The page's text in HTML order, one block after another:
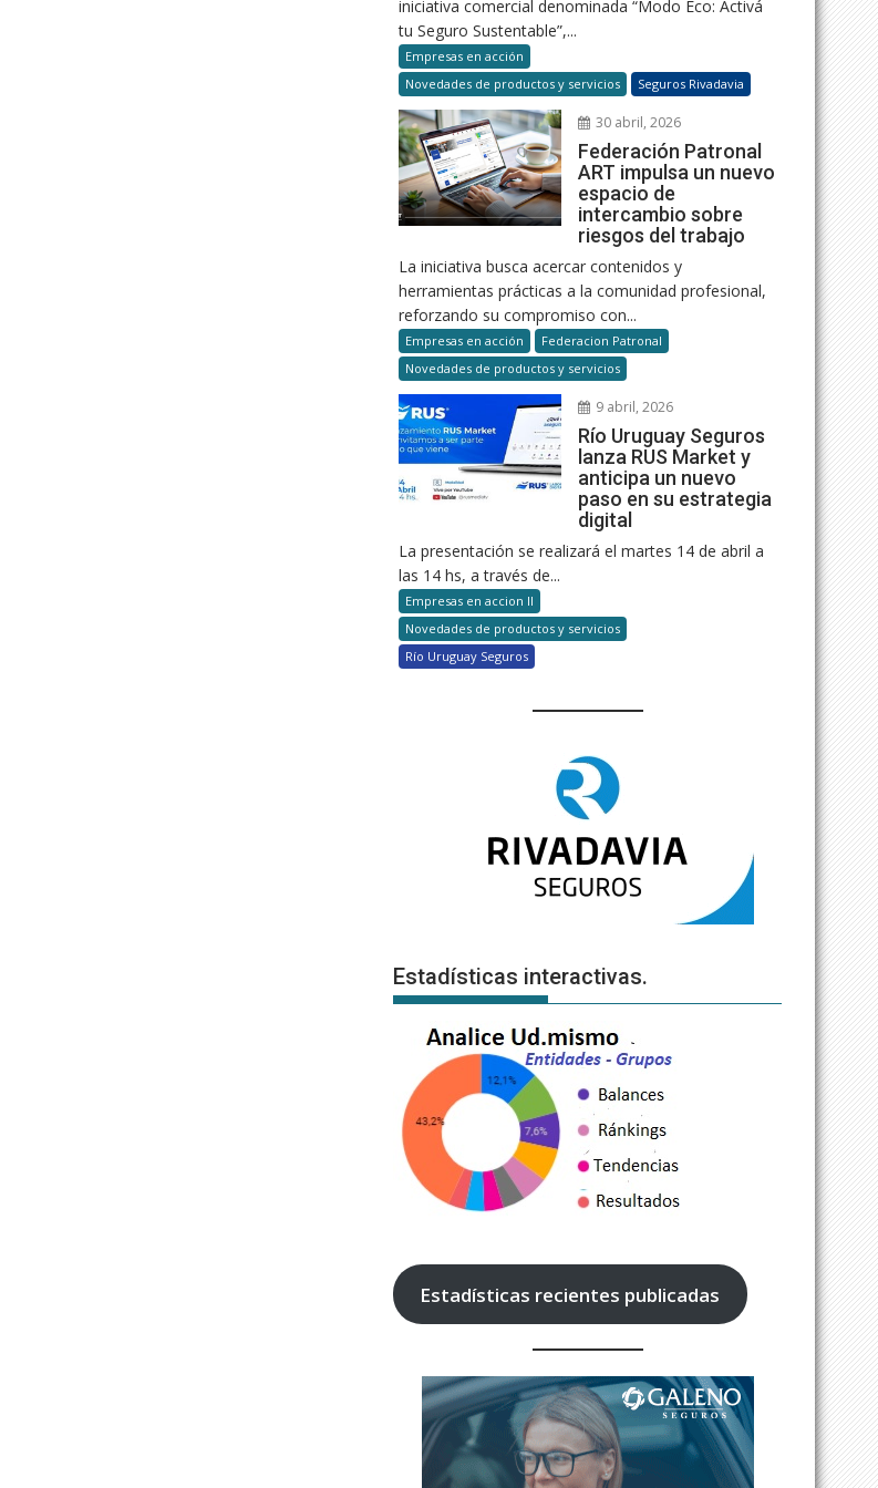
iniciativa comercial denominada “Modo Eco: Activá
tu Seguro Sustentable”,...
Empresas en acción
Novedades de productos y servicios
Seguros Rivadavia
30 abril, 2026
Federación Patronal
ART impulsa un nuevo
espacio de
intercambio sobre
riesgos del trabajo
La iniciativa busca acercar contenidos y
herramientas prácticas a la comunidad profesional,
reforzando su compromiso con...
Empresas en acción
Federacion Patronal
Novedades de productos y servicios
9 abril, 2026
Río Uruguay Seguros
lanza RUS Market y
anticipa un nuevo
paso en su estrategia
digital
La presentación se realizará el martes 14 de abril a
las 14 hs, a través de...
Empresas en accion II
Novedades de productos y servicios
Río Uruguay Seguros
Estadísticas interactivas.
Estadísticas recientes publicadas